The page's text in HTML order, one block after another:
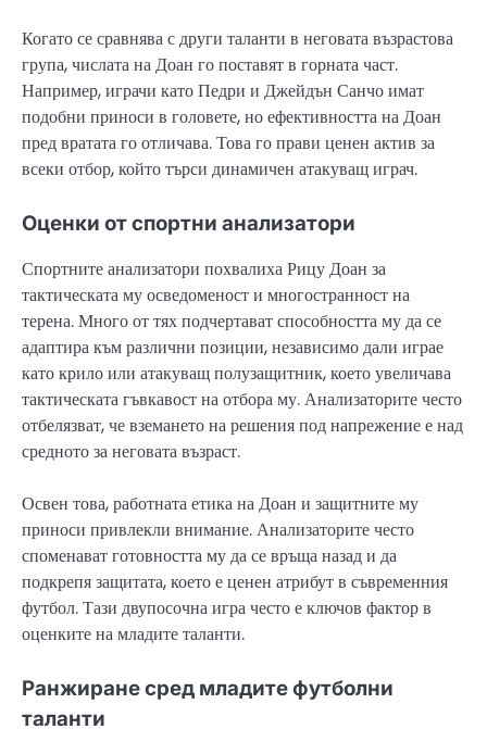
Когато се сравнява с други таланти в неговата възрастова
група, числата на Доан го поставят в горната част.
Например, играчи като Педри и Джейдън Санчо имат
подобни приноси в головете, но ефективността на Доан
пред вратата го отличава. Това го прави ценен актив за
всеки отбор, който търси динамичен атакуващ играч.
Оценки от спортни анализатори
Спортните анализатори похвалиха Рицу Доан за
тактическата му осведоменост и многостранност на
терена. Много от тях подчертават способността му да се
адаптира към различни позиции, независимо дали играе
като крило или атакуващ полузащитник, което увеличава
тактическата гъвкавост на отбора му. Анализаторите често
отбелязват, че вземането на решения под напрежение е над
средното за неговата възраст.
Освен това, работната етика на Доан и защитните му
приноси привлекли внимание. Анализаторите често
споменават готовността му да се връща назад и да
подкрепя защитата, което е ценен атрибут в съвременния
футбол. Тази двупосочна игра често е ключов фактор в
оценките на младите таланти.
Ранжиране сред младите футболни
таланти